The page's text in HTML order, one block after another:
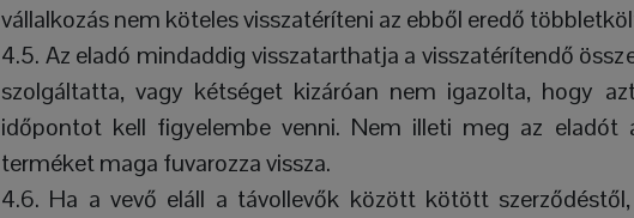
vállalkozás nem köteles visszatéríteni az ebből eredő
4.5. Az eladó mindaddig visszatarthatja a visszatérítendő
szolgáltatta, vagy kétséget kizáróan nem igazolta, hogy
időpontot kell figyelembe venni. Nem illeti meg az eladót
terméket maga fuvarozza vissza.
4.6. Ha a vevő eláll a távollevők között kötött